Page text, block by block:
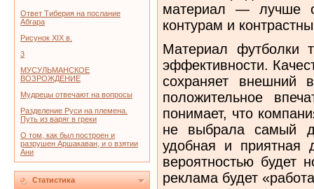
Ответ Тиберия на послание
Абгара
Рисунок XIX в.
3
МУСУЛЬМАНСКОЕ
ВОЗРОЖДЕНИЕ
Мудрецы отвечают на вопросы
Разделение Руси на племена.
Путь из варяг в греки
О том, как был построен и
разрушен Аршакаван, и о взятии
Ани
Статистика
материал — лучше
контурам и
Материал футболки
эффективности.
сохраняет внешний
положительное
понимает, что
не выбрала самый
удобная и приятная
вероятностью будет
реклама будет